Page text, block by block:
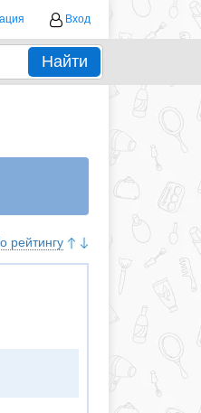
Вход
Найти
рейтингу